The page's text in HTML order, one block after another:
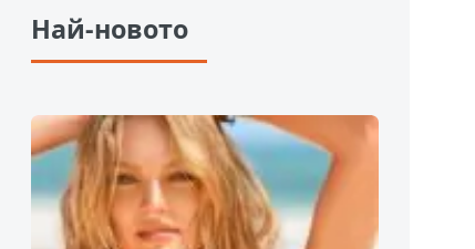
Най-новото